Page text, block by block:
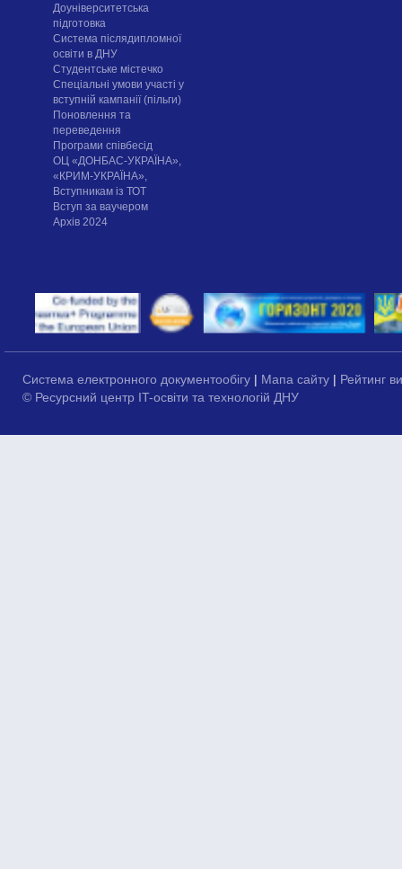
Доуніверситетська
підготовка
Система післядипломної
освіти в ДНУ
Cтудентське містечко
Спеціальні умови участі у
вступній кампанії (пільги)
Поновлення та
переведення
Програми співбесід
ОЦ «ДОНБАС-УКРАЇНА»,
«КРИМ-УКРАЇНА»,
Вступникам із ТОТ
Вступ за ваучером
Архів 2024
Система електронного документообігу | Мапа сайту | Рейтинг
© Ресурсний центр IT-освіти та технологій ДНУ